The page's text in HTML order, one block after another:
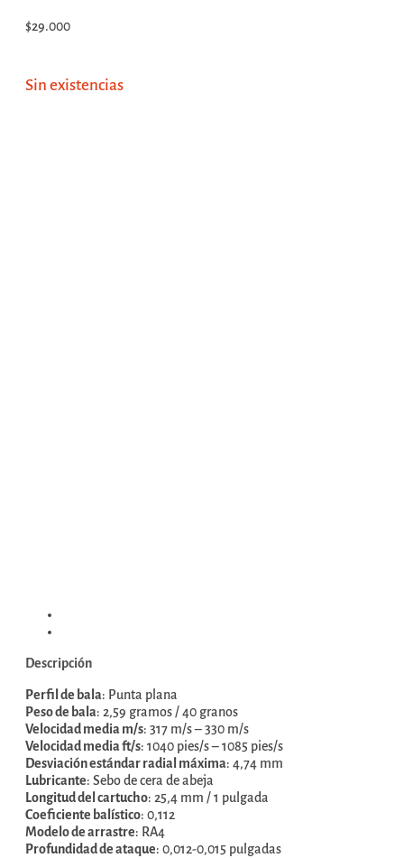
$29.000
Sin existencias
Descripción
Perfil de bala: Punta plana
Peso de bala: 2,59 gramos / 40 granos
Velocidad media m/s: 317 m/s – 330 m/s
Velocidad media ft/s: 1040 pies/s – 1085 pies/s
Desviación estándar radial máxima: 4,74 mm
Lubricante: Sebo de cera de abeja
Longitud del cartucho: 25,4 mm / 1 pulgada
Coeficiente balístico: 0,112
Modelo de arrastre: RA4
Profundidad de ataque: 0,012-0,015 pulgadas